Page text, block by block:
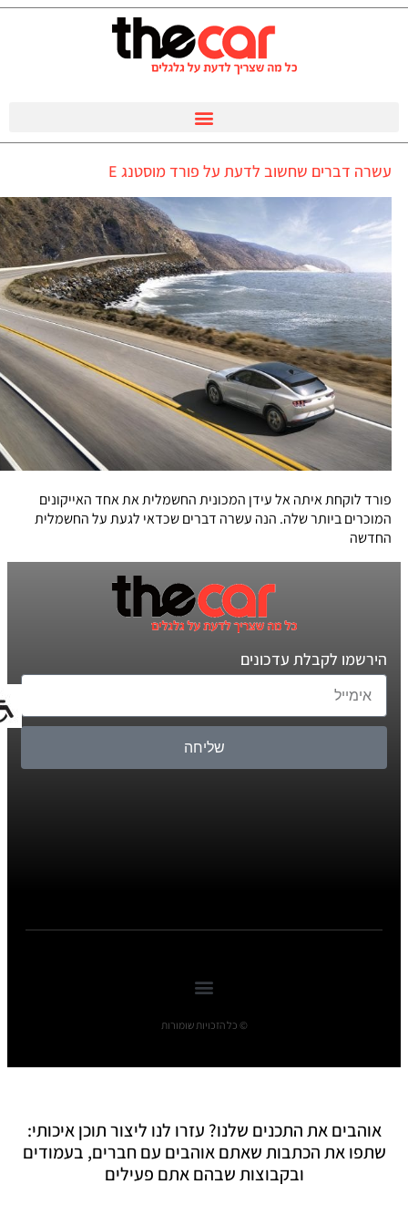
עשרה דברים שחשוב לדעת על פורד מוסטנג E
פורד לוקחת איתה אל עידן המכונית החשמלית את אחד האייקונים
המוכרים ביותר שלה. הנה עשרה דברים שכדאי לגעת על החשמלית
החדשה
הירשמו לקבלת עדכונים
שליחה
© כל הזכויות שומורות
אוהבים את התכנים שלנו? עזרו לנו ליצור תוכן איכותי:
שתפו את הכתבות שאתם אוהבים עם חברים, בעמודים
ובקבוצות שבהם אתם פעילים